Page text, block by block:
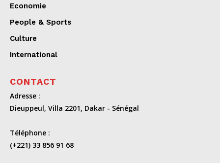
Economie
People & Sports
Culture
International
CONTACT
Adresse :
Dieuppeul, Villa 2201, Dakar - Sénégal
Téléphone :
(+221) 33 856 91 68